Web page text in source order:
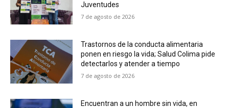
Juventudes
7 de agosto de 2026
Trastornos de la conducta alimentaria
ponen en riesgo la vida; Salud Colima pide
detectarlos y atender a tiempo
7 de agosto de 2026
Encuentran a un hombre sin vida, en